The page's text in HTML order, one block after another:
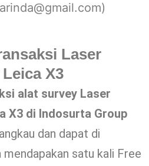
Laser
X3
alat survey Laser
X3 di Indosurta Group
dan dapat di
satu kali Free